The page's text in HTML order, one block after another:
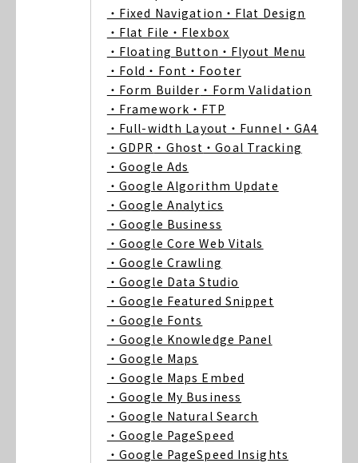
・Fixed Navigation ・Flat Design
・Flat File ・Flexbox
・Floating Button ・Flyout Menu
・Fold ・Font ・Footer
・Form Builder ・Form Validation
・Framework ・FTP
・Full-width Layout ・Funnel ・GA4
・GDPR ・Ghost ・Goal Tracking
・Google Ads
・Google Algorithm Update
・Google Analytics
・Google Business
・Google Core Web Vitals
・Google Crawling
・Google Data Studio
・Google Featured Snippet
・Google Fonts
・Google Knowledge Panel
・Google Maps
・Google Maps Embed
・Google My Business
・Google Natural Search
・Google PageSpeed
・Google PageSpeed Insights